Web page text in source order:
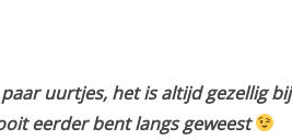
uurtjes, het is altijd gezellig bij
eerder bent langs geweest